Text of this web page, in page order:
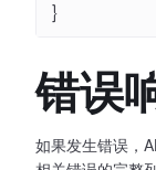
}
错误
如果发生错误，